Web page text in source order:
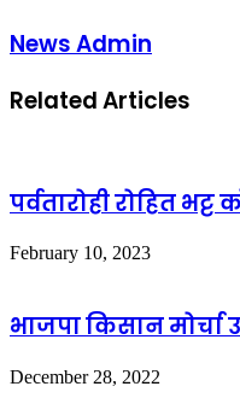
News Admin
Related Articles
पर्वतारोही रोहित
February 10, 2023
भाजपा किसान मोर्चा
December 28, 2022